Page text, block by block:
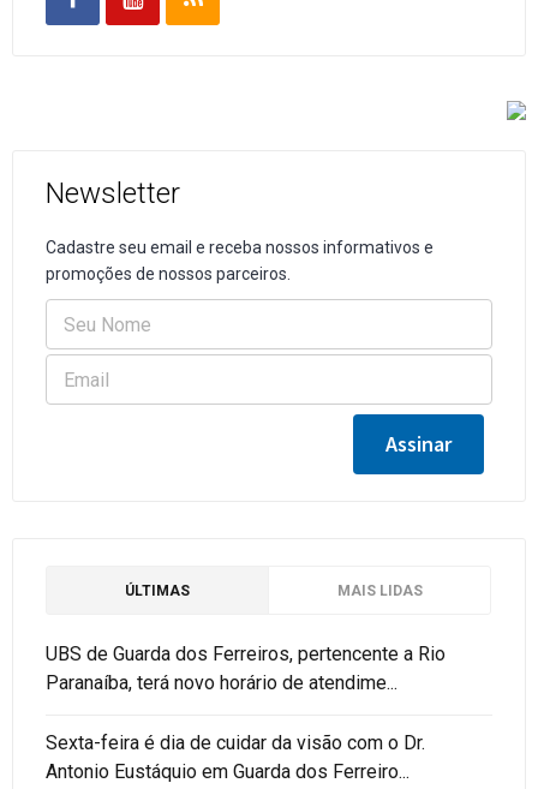
Newsletter
Cadastre seu email e receba nossos informativos e
promoções de nossos parceiros.
ÚLTIMAS MAIS LIDAS
UBS de Guarda dos Ferreiros, pertencente a Rio
Paranaíba, terá novo horário de atendime...
Sexta-feira é dia de cuidar da visão com o Dr.
Antonio Eustáquio em Guarda dos Ferreiro...